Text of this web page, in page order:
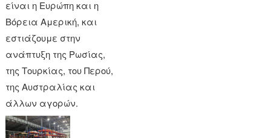
είναι η Ευρώπη και η
Βόρεια Αμερική, και
εστιάζουμε στην
ανάπτυξη της Ρωσίας,
της Τουρκίας, του Περού,
της Αυστραλίας και
άλλων αγορών.